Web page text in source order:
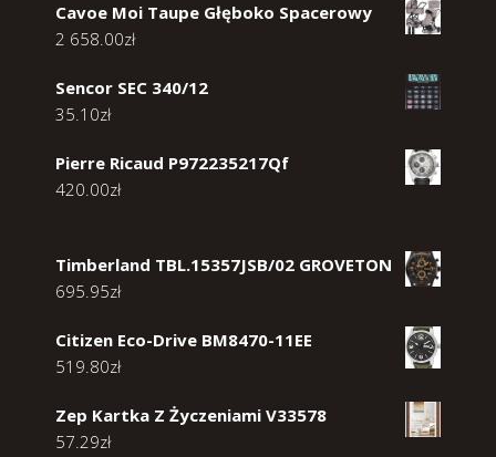
Cavoe Moi Taupe Głęboko Spacerowy
2 658.00zł
Sencor SEC 340/12
35.10zł
Pierre Ricaud P972235217Qf
420.00zł
Timberland TBL.15357JSB/02 GROVETON
695.95zł
Citizen Eco-Drive BM8470-11EE
519.80zł
Zep Kartka Z Życzeniami V33578
57.29zł